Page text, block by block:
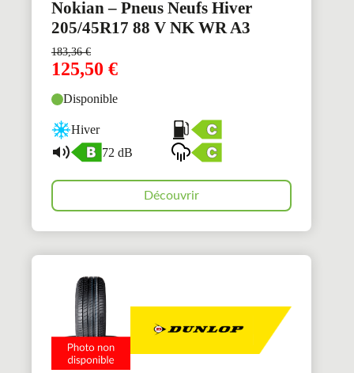
Nokian – Pneus Neufs Hiver
205/45R17 88 V NK WR A3
183,36€
125,50 €
Disponible
Hiver
72 dB
Découvrir